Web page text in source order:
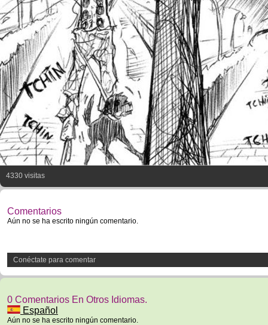
4330 visitas
Comentarios
Aún no se ha escrito ningún comentario.
Conéctate para comentar
0 Comentarios En Otros Idiomas.
Español
Aún no se ha escrito ningún comentario.